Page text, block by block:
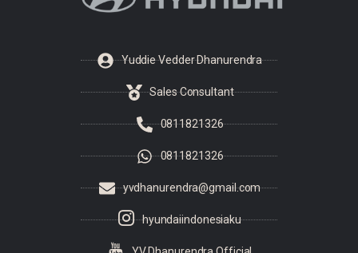
Yuddie Vedder Dhanurendra
Sales Consultant
0811821326
0811821326
yvdhanurendra@gmail.com
hyundaiindonesiaku